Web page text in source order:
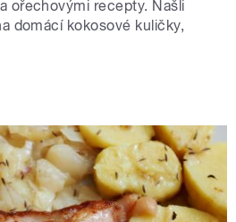
ořechovými recepty. Našli
domácí kokosové kuličky,